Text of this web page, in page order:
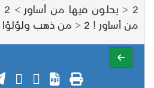
من أساور ! 2 < من ذهب ولؤلؤا > 2 ! قرأ نافع وعاصم